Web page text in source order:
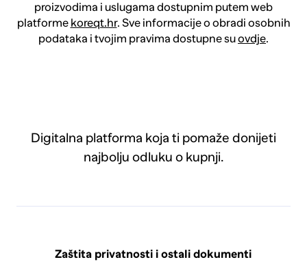
proizvodima i uslugama dostupnim putem web
platforme koreqt.hr. Sve informacije o obradi osobnih
podataka i tvojim pravima dostupne suovdje.
Digitalna platforma koja ti pomaže donijeti
najbolju odluku o kupnji.
Zaštita privatnosti i ostali dokumenti